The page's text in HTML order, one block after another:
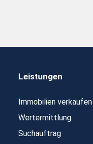
Leistungen
Immobilien verkaufen
Wertermittlung
Suchauftrag